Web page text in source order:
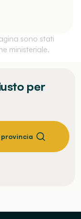
sono stati
ministeriale.
per